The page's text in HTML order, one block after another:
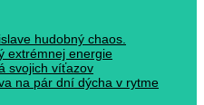
hudobný chaos.
extrémnej energie
svojich víťazov
na pár dní dýcha v rytme